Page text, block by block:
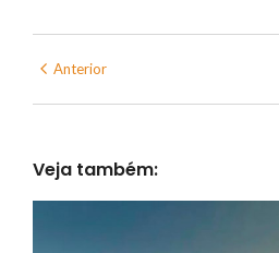
Anterior
Veja também: